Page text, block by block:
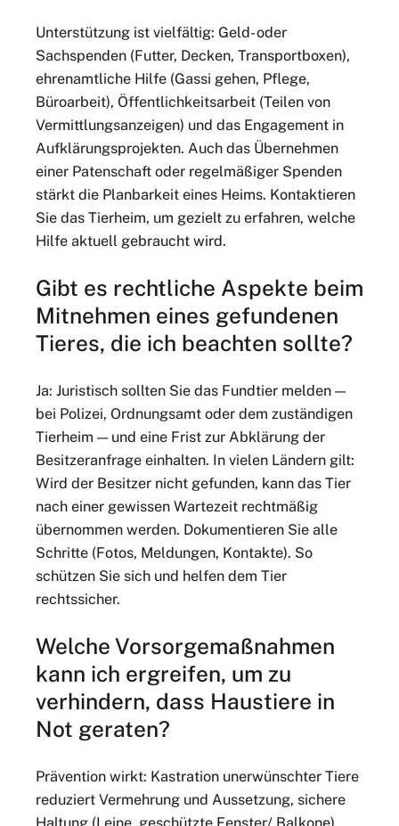
Unterstützung ist vielfältig: Geld- oder
Sachspenden (Futter, Decken, Transportboxen),
ehrenamtliche Hilfe (Gassi gehen, Pflege,
Büroarbeit), Öffentlichkeitsarbeit (Teilen von
Vermittlungsanzeigen) und das Engagement in
Aufklärungsprojekten. Auch das Übernehmen
einer Patenschaft oder regelmäßiger Spenden
stärkt die Planbarkeit eines Heims. Kontaktieren
Sie das Tierheim, um gezielt zu erfahren, welche
Hilfe aktuell gebraucht wird.
Gibt es rechtliche Aspekte beim
Mitnehmen eines gefundenen
Tieres, die ich beachten sollte?
Ja: Juristisch sollten Sie das Fundtier melden —
bei Polizei, Ordnungsamt oder dem zuständigen
Tierheim — und eine Frist zur Abklärung der
Besitzeranfrage einhalten. In vielen Ländern gilt:
Wird der Besitzer nicht gefunden, kann das Tier
nach einer gewissen Wartezeit rechtmäßig
übernommen werden. Dokumentieren Sie alle
Schritte (Fotos, Meldungen, Kontakte). So
schützen Sie sich und helfen dem Tier
rechtssicher.
Welche Vorsorgemaßnahmen
kann ich ergreifen, um zu
verhindern, dass Haustiere in
Not geraten?
Prävention wirkt: Kastration unerwünschter Tiere
reduziert Vermehrung und Aussetzung, sichere
Haltung (Leine, ge­schützte Fenster/ Balkone),